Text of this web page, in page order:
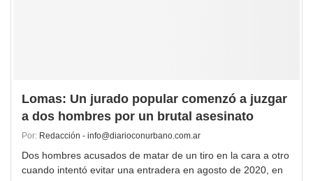
Lomas: Un jurado popular comenzó a juzgar
a dos hombres por un brutal asesinato
Por: Redacción - info@diarioconurbano.com.ar
Dos hombres acusados de matar de un tiro en la cara a otro
cuando intentó evitar una entradera en agosto de 2020, en